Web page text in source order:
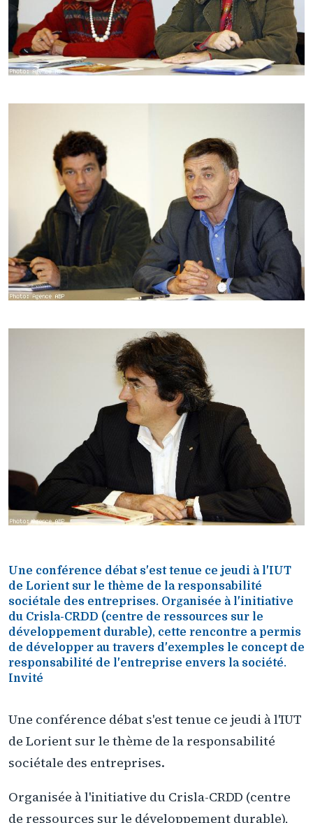
Une conférence débat s'est tenue ce jeudi à l'IUT
de Lorient sur le thème de la responsabilité
sociétale des entreprises. Organisée à l'initiative
du Crisla-CRDD (centre de ressources sur le
développement durable), cette rencontre a permis
de développer au travers d'exemples le concept de
responsabilité de l'entreprise envers la société.
Invité
Une conférence débat s'est tenue ce jeudi à l'IUT
de Lorient sur le thème de la responsabilité
sociétale des entreprises.
Organisée à l'initiative du Crisla-CRDD (centre
de ressources sur le développement durable),